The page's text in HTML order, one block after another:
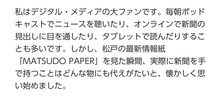
私はデジタル・メディアの大ファンです。毎朝ポッド
キャストでニュースを聴いたり、オンラインで新聞の
見出しに目を通したり、タブレットで読んだりするこ
とも多いです。しかし、松戸の最新情報紙
「MATSUDO PAPER」を見た瞬間、実際に新聞を手
で持つことはどんな物にも代えがたいと、懐かしく思
い始めました。